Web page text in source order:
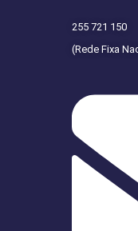
255 721 150
(Rede Fixa